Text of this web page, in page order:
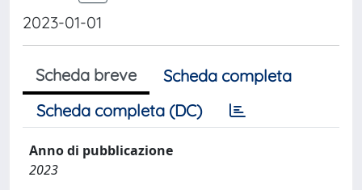
2023-01-01
Scheda breve
Scheda completa
Scheda completa (DC)
Anno di pubblicazione
2023